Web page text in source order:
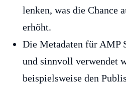
lenken, was die Chance
erhöht.
Die Metadaten für AMP
und sinnvoll verwendet
beispielsweise den